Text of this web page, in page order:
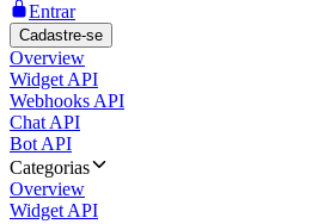
Entrar
Cadastre-se
Overview
Widget API
Webhooks API
Chat API
Bot API
Categorias
Overview
Widget API